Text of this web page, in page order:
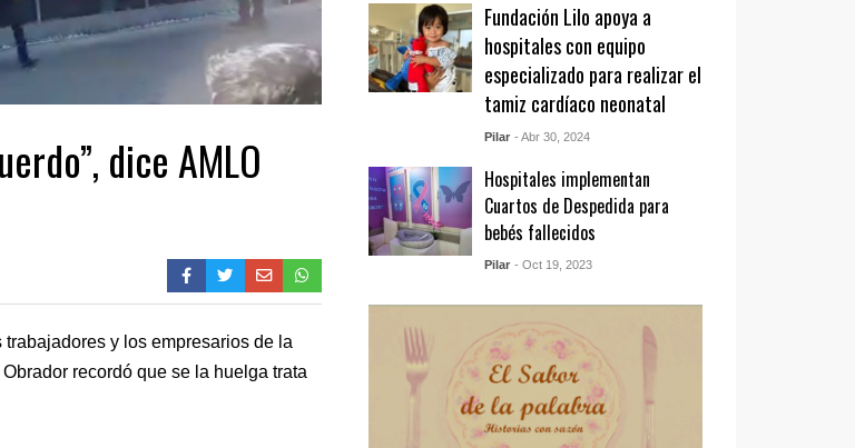
dice AMLO
y los empresarios de la
recordó que se la huelga trata
Fundación Lilo apoya a
hospitales con equipo
especializado para realizar el
tamiz cardíaco neonatal
Pilar - Abr 30, 2024
Hospitales implementan
Cuartos de Despedida para
bebés fallecidos
Pilar - Oct 19, 2023